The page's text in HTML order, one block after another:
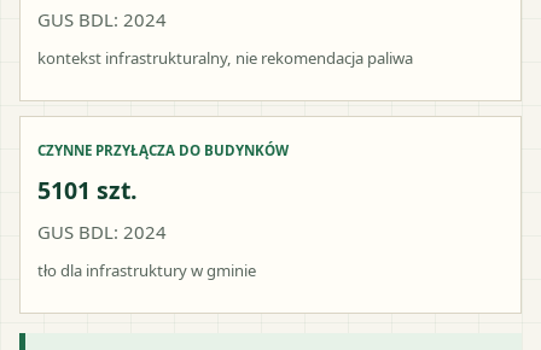
GUS BDL: 2024
kontekst infrastrukturalny, nie rekomendacja paliwa
CZYNNE PRZYŁĄCZA DO BUDYNKÓW
5101 szt.
GUS BDL: 2024
tło dla infrastruktury w gminie